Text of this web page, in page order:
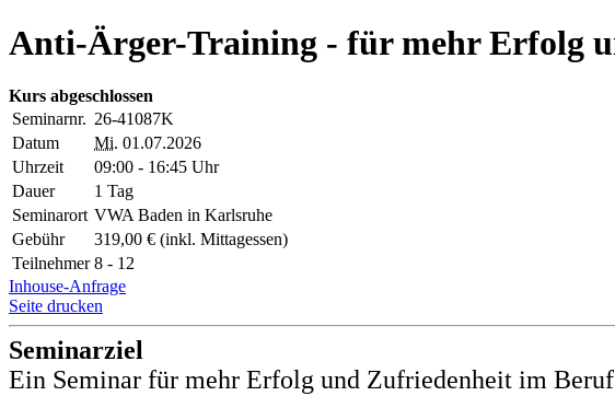
Anti-Ärger-Training - für mehr Erfolg
Kurs abgeschlossen
Seminarnr. 26-41087K
Datum
Mi. 01.07.2026
Uhrzeit
09:00 - 16:45 Uhr
Dauer
1 Tag
Seminarort VWA Baden in Karlsruhe
Gebühr
319,00 € (inkl. Mittagessen)
Teilnehmer 8 - 12
Inhouse-Anfrage
Seite drucken
Seminarziel
Ein Seminar für mehr Erfolg und Zufriedenheit im